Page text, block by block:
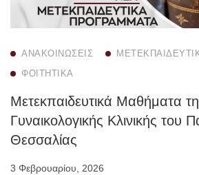
ΑΝΑΚΟΙΝΏΣΕΙΣ
ΦΟΙΤΗΤΙΚΆ
Μετεκπαιδευτικά Μαθήματα
Γυναικολογικής Κλινικής του
Θεσσαλίας
3 Φεβρουαρίου, 2026